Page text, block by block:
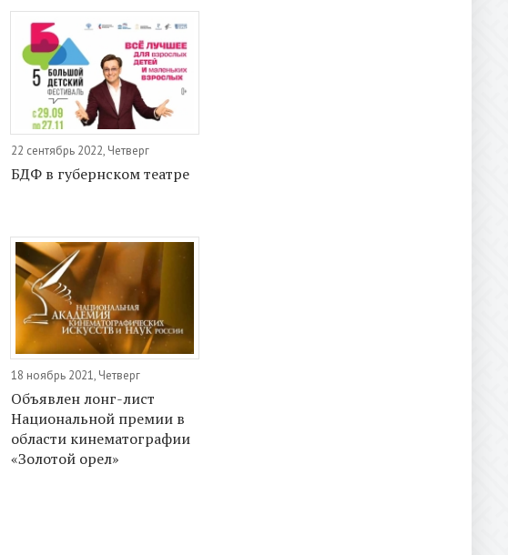
22 сентябрь 2022, Четверг
БДФ в губернском театре
18 ноябрь 2021, Четверг
Объявлен лонг-лист
Национальной премии в
области кинематографии
«Золотой орел»